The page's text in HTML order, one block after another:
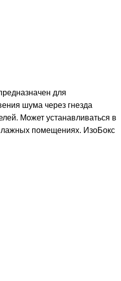
для
шума через гнезда
Может устанавливаться в
помещениях. ИзоБокс